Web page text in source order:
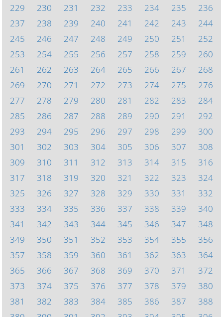
229
230 231 232 233 234 235
236
237
238 239 240 241 242 243
244
245
246 247 248 249 250 251
252
253
254 255 256 257 258 259
260
261
262 263 264 265 266 267
268
269
270 271 272 273 274 275
276
277
278 279 280 281 282 283
284
285
286 287 288 289 290 291
292
293
294 295 296 297 298 299
300
301
302 303 304 305 306 307
308
309
310 311 312 313 314 315
316
317
318 319 320 321 322 323
324
325
326 327 328 329 330 331
332
333
334 335 336 337 338 339
340
341
342 343 344 345 346 347
348
349
350 351 352 353 354 355
356
357
358 359 360 361 362 363
364
365
366 367 368 369 370 371
372
373
374 375 376 377 378 379
380
381
382 383 384 385 386 387
388